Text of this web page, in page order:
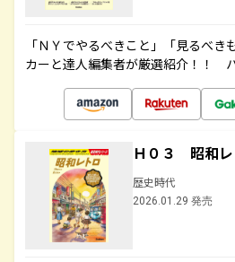
「ＮＹでやるべきこと」「見るべ
カーと達人編集者が厳選紹介！！
Ｈ０３ 昭和レ
歴史時代
2026.01.29 発売